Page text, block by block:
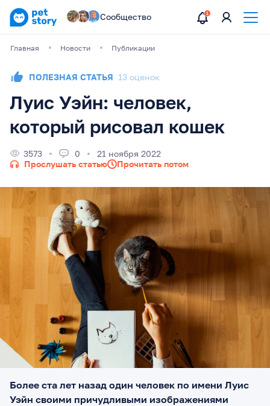
Сообщество
Главная Новости Публикации
ПОЛЕЗНАЯ СТАТЬЯ 13 оценок
Луис Уэйн: человек,
который рисовал кошек
3573 0
21 ноября 2022
Прослушать статью
Прочитать потом
Более ста лет назад один человек по имени Луис
Уэйн своими причудливыми изображениями